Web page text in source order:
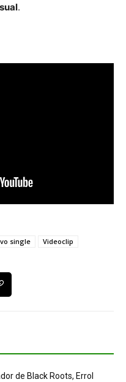
.
single Videoclip
de Black Roots, Errol